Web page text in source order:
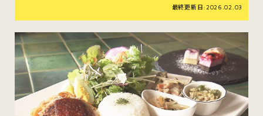
最終更新日:2026.02.03